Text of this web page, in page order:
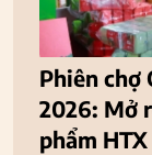
Phiên chợ
2026: Mở
phẩm HTX